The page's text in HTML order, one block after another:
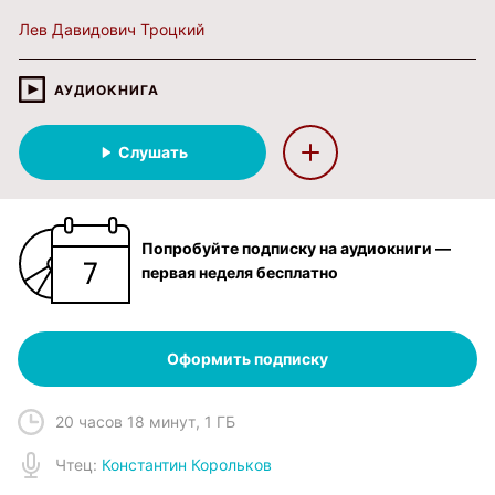
Лев Давидович Троцкий
АУДИОКНИГА
Слушать
Попробуйте подписку на аудиокниги —
первая неделя бесплатно
Оформить подписку
20 часов 18 минут, 1 ГБ
Чтец: Константин Корольков